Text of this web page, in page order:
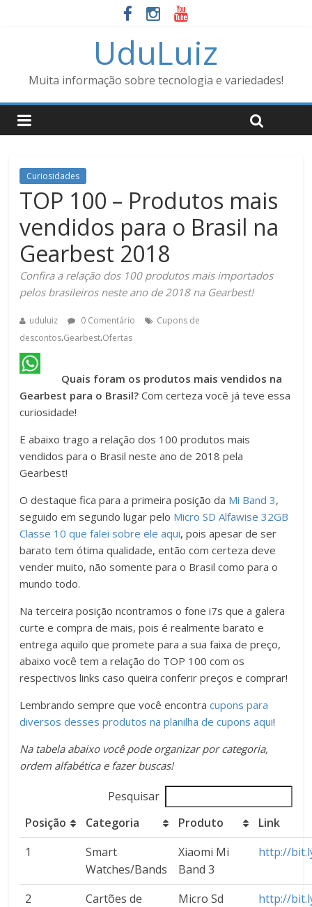
UduLuiz
Muita informação sobre tecnologia e variedades!
Curiosidades
TOP 100 – Produtos mais
vendidos para o Brasil na
Gearbest 2018
Confira a relação dos 100 produtos mais importados
pelos brasileiros neste ano de 2018 na Gearbest!
uduluiz 0 Comentário
Cupons de
descontos.Gearbest.Ofertas
Quais foram os produtos mais vendidos na
Gearbest para o Brasil? Com certeza você já teve essa
curiosidade!
E abaixo trago a relação dos 100 produtos mais
vendidos para o Brasil neste ano de 2018 pela
Gearbest!
O destaque fica para a primeira posição da Mi Band 3,
seguido em segundo lugar pelo Micro SD Alfawise 32GB
Classe 10 que falei sobre ele aqui, pois apesar de ser
barato tem ótima qualidade, então com certeza deve
vender muito, não somente para o Brasil como para o
mundo todo.
Na terceira posição ncontramos o fone i7s que a galera
curte e compra de mais, pois é realmente barato e
entrega aquilo que promete para a sua faixa de preço,
abaixo você tem a relação do TOP 100 com os
respectivos links caso queira conferir preços e comprar!
Lembrando sempre que você encontracupons para
diversos desses produtos na planilha de cupons aqui!
Na tabela abaixo você pode organizar por categoria,
ordem alfabética e fazer buscas!
Pesquisar
Posição
Categoria Produto
Link
1
Smart
Watches/Bands
Xiaomi Mi
Band 3
http://
2
Cartões de
Micro Sd
http://